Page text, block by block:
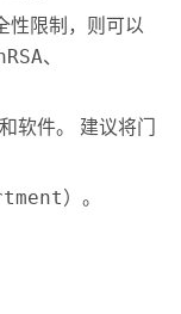
性限制，则可以
、
软件。 建议将门
）。